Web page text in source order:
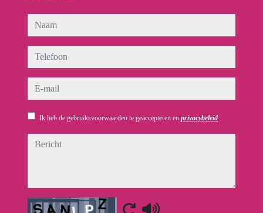
naam
telefoon
e-mail
Ik heb de gebruiksvoorwaarden te geaccepteren en privacybeleid
bericht
Captcha